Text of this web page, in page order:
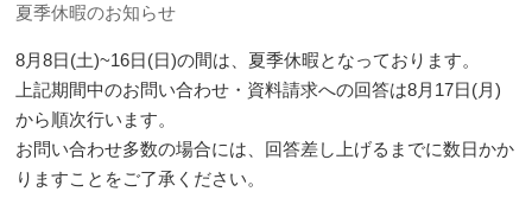
夏季休暇のお知らせ
8月8日(土)~16日(日)の間は、夏季休暇となっております。
上記期間中のお問い合わせ・資料請求への回答は8月17日(月)
から順次行います。
お問い合わせ多数の場合には、回答差し上げるまでに数日かか
りますことをご了承ください。